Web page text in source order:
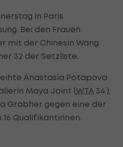
in Paris
Bei den Frauen
mit der Chinesin Wang
32 der Setzliste.
Anastasia Potapova
Maya Joint (WTA 34.),
Grabher gegen eine der
Qualifikantinnen.